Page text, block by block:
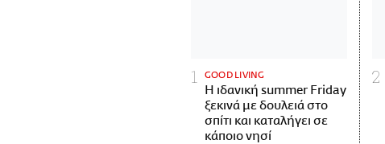
GOOD LIVING
Η ιδανική summer Friday
ξεκινά με δουλειά στο
σπίτι και καταλήγει σε
κάποιο νησί